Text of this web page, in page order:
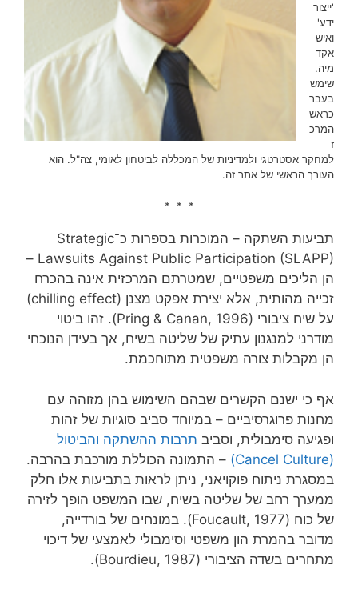
'ייצור
ידע'
ואיש
אקד
מיה.
שימש
בעבר
כראש
המרכ
ז
למחקר אסטרטגי ולמדיניות של המכללה לביטחון לאומי, צה"ל. הוא
העורך הראשי של אתר זה.
* * *
תביעות השתקה – המוכרות בספרות כ־Strategic
Lawsuits Against Public Participation (SLAPP) –
הן הליכים משפטיים, שמטרתם המרכזית אינה בהכרח
זכייה מהותית, אלא יצירת אפקט מצנן (chilling effect)
על שיח ציבורי (Pring & Canan, 1996). זהו ביטוי
מודרני למנגנון עתיק של שליטה בשיח, אך בעידן הנוכחי
הן מקבלות צורה משפטית מתוחכמת.
אף כי ישנם הקשרים שבהם השימוש בהן מזוהה עם
מחנות פרוגרסיביים – במיוחד סביב סוגיות של זהות
ופגיעה סימבולית, וסביב תרבות ההשתקה והביטול
(Cancel Culture)
– התמונה הכוללת מורכבת בהרבה.
במסגרת ניתוח פוקויאני, ניתן לראות בתביעות אלו חלק
ממערך רחב של שליטה בשיח, שבו המשפט הופך לזירה
של כוח (Foucault, 1977). במונחים של בורדייה,
מדובר בהמרת הון משפטי וסימבולי לאמצעי של דיכוי
מתחרים בשדה הציבורי (Bourdieu, 1987).